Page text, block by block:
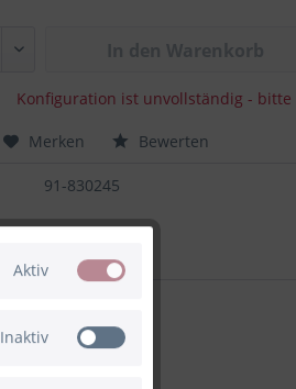
Konfiguration ist unvollständig -
Merken Bewerten
91-830245
Aktiv
Inaktiv